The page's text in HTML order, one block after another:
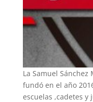
La Samuel Sánchez
fundó en el año
escuelas ,cadetes y